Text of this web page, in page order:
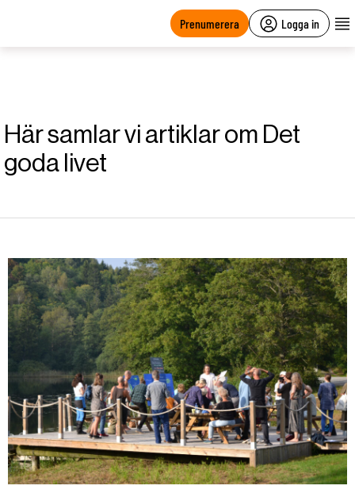
Prenumerera Logga in
Här samlar vi artiklar om Det
goda livet